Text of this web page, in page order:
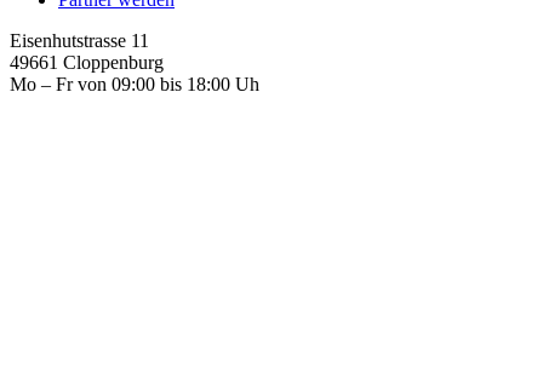
Eisenhutstrasse 11
49661 Cloppenburg
Mo – Fr von 09:00 bis 18:00 Uh